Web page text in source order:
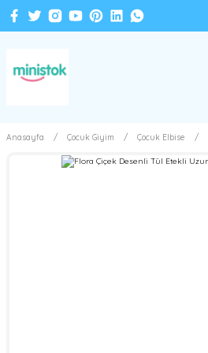
Anasayfa Çocuk Giyim Çocuk Elbise